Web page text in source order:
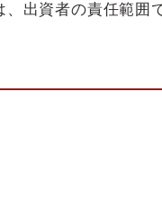
、出資者の責任範囲